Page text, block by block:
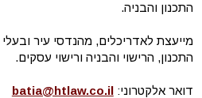
התכנון והבניה.
מייעצת לאדריכלים, מהנדסי עיר
התכנון, הרישוי והבניה ורישוי עסקים.
דואר אלקטרוני:batia@htlaw.co.il